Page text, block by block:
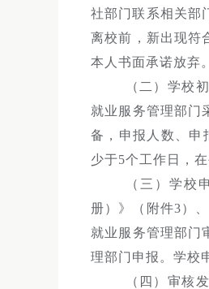
社部门联系相关部
离校前，新出现符
本人书面承诺放弃。
（二）学校
就业服务管理部门
备，申报人数、申
少于5个工作日，
（三）学校
册）》（附件3）
就业服务管理部门
理部门申报。学校
（四）审核